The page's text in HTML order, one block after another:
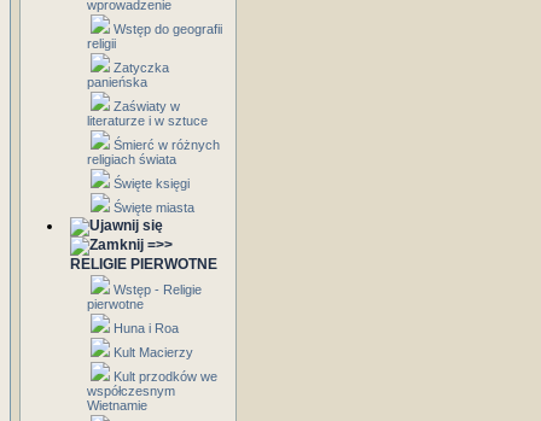
wprowadzenie
Wstęp do geografii
religii
Zatyczka
panieńska
Zaświaty w
literaturze i w sztuce
Śmierć w różnych
religiach świata
Święte księgi
Święte miasta
=>>
RELIGIE PIERWOTNE
Wstęp - Religie
pierwotne
Huna i Roa
Kult Macierzy
Kult przodków we
współczesnym
Wietnamie